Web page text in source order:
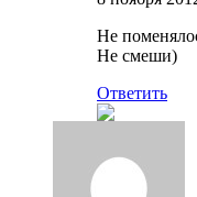
Не
Не смеши)
Ответить